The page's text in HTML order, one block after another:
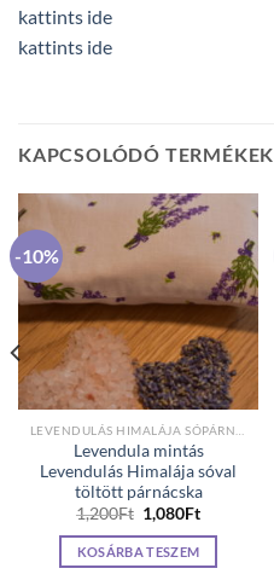
kattints ide
kattints ide
KAPCSOLÓDÓ TERMÉKEK
-10%
Levendula mintás
Levendulás Himalája sóval
töltött párnácska
1,200Ft Original
price
was:
1,200Ft.
1,080FtCurrent
is:
KOSÁRBA TESZEM